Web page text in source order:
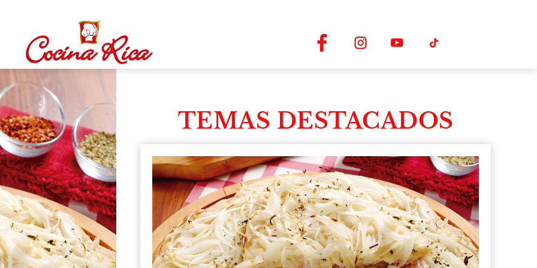
TEMAS DESTACADOS